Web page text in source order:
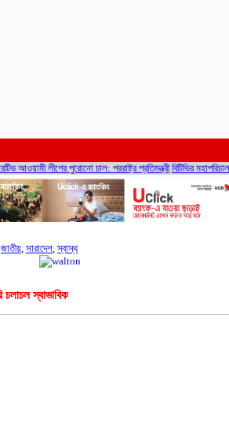
লীগের পুরোনো চাল: পররাষ্ট্র প্রতিমন্ত্রী বিটিভির মহাপরিচালক হলেন
জাতীয়, সারাদেশ,স্বাস্থ
চলাচল স্বাভাবিক